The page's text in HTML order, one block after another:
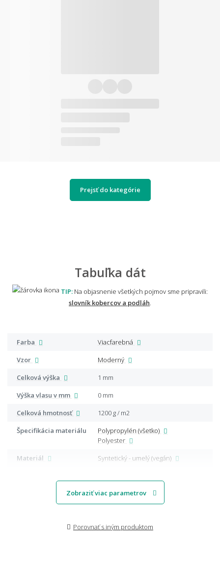
Prejsť do kategórie
Tabuľka dát
TIP: Na objasnenie všetkých pojmov sme pripravili:
slovník kobercov a podláh
Farba
Viacfarebná
Vzor
Moderný
Celková výška
1 mm
Výška vlasu v mm
0 mm
Celková hmotnosť
1200 g / m2
Špecifikácia materiálu
Polypropylén (všetko)
Polyester
Materiál
Syntetický - umelý (vegán)
Zobraziť viac parametrov
Porovnať s iným produktom